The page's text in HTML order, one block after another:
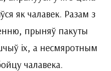
як чалавек. Разам з
прыняў пакуты
іх, а несмяротным
чалавека.